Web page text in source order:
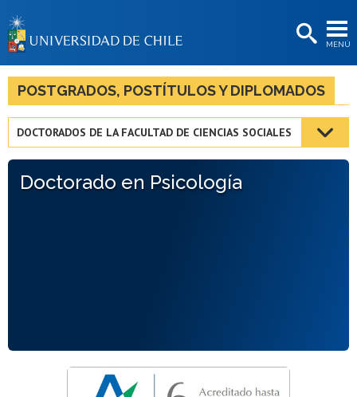
MENÚ
BIBLIOTECAS
LA UNIVERSIDAD
Estudiantes
Académicas/os
POSTGRADOS, POSTÍTULOS Y DIPLOMADOS
DOCTORADOS DE LA FACULTAD DE CIENCIAS SOCIALES
Doctorado en Psicología